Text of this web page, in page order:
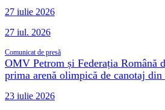
27 iulie 2026
27 iul. 2026
Comunicat de presă
OMV Petrom și Federația Română
prima arenă olimpică de canotaj din
23 iulie 2026